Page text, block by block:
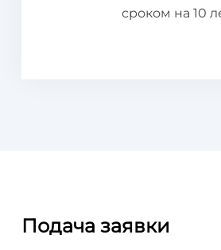
сроком на 10
Подача заявки